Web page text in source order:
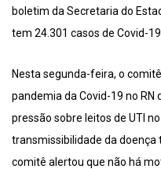
boletim da Secretaria do
tem 24.301 casos de Covid-
Nesta segunda-feira, o
pandemia da Covid-19 no RN
pressão sobre leitos de UTI
transmissibilidade da doença
comitê alertou que não há